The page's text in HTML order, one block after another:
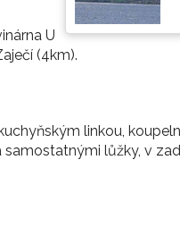
U
(4km).
linkou,
lůžky, v